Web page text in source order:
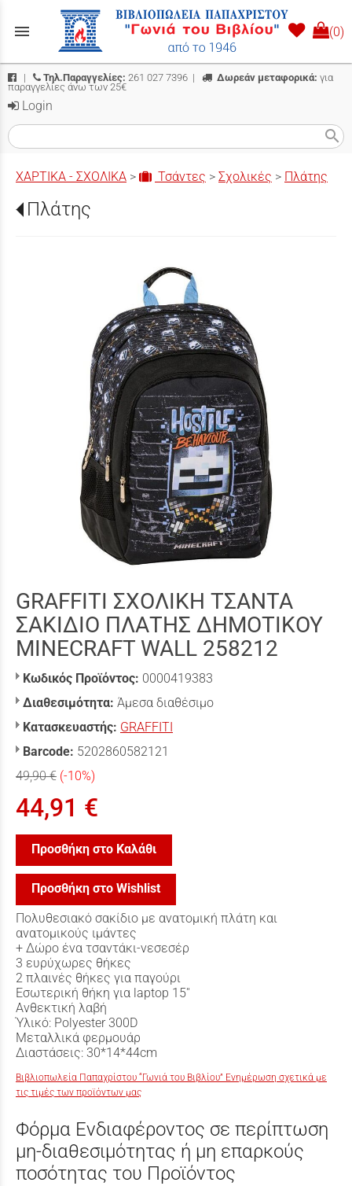
menu (0)
| Τηλ.Παραγγελίες: 261 027 7396 | Δωρεάν μεταφορικά: για
παραγγελίες άνω των 25€
Login
search
ΧΑΡΤΙΚΑ - ΣΧΟΛΙΚΑ > Τσάντες > Σχολικές > Πλάτης
Πλάτης
GRAFFITI ΣΧΟΛΙΚΗ ΤΣΑΝΤΑ
ΣΑΚΙΔΙΟ ΠΛΑΤΗΣ ΔΗΜΟΤΙΚΟΥ
MINECRAFT WALL 258212
Κωδικός Προϊόντος: 0000419383
Διαθεσιμότητα: Άμεσα διαθέσιμο
Κατασκευαστής: GRAFFITI
Barcode: 5202860582121
49,90 € (-10%)
44,91 €
Προσθήκη στο Καλάθι
Προσθήκη στο Wishlist
Πολυθεσιακό σακίδιο με ανατομική πλάτη και
ανατομικούς ιμάντες
+ Δώρο ένα τσαντάκι-νεσεσέρ
3 ευρύχωρες θήκες
2 πλαινές θήκες για παγούρι
Εσωτερική θήκη για laptop 15''
Ανθεκτική λαβή
Ύλικό: Polyester 300D
Μεταλλικά φερμουάρ
Διαστάσεις: 30*14*44cm
Βιβλιοπωλεία Παπαχρίστου “Γωνιά του Βιβλίου” Ενημέρωση σχετικά με
τις τιμές των προϊόντων μας
Φόρμα Ενδιαφέροντος σε περίπτωση
μη-διαθεσιμότητας ή μη επαρκούς
ποσότητας του Προϊόντος